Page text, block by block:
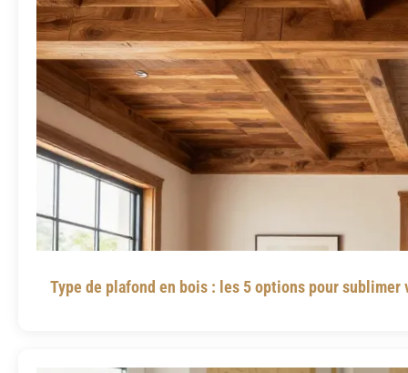
Type de plafond en bois : les 5 options pour